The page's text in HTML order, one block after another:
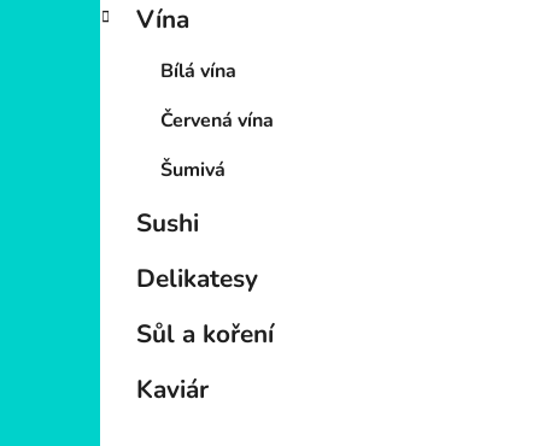
p
Vína
Bílá vína
Červená vína
Šumivá
Sushi
Delikatesy
Sůl a koření
Kaviár